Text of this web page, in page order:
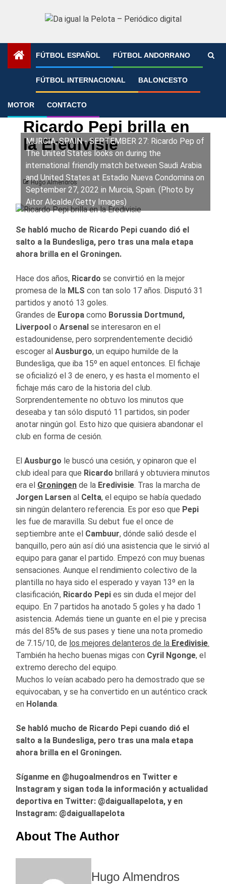
FÚTBOL ESPAÑOL FÚTBOL ANDORRANO
FÚTBOL INTERNACIONAL BALONCESTO
MOTOR CONTACTO
»
Fútbol Internacional
Ricardo Pepi brilla en
la Eredivisie
Hugo Almendros
MURCIA, SPAIN - SEPTEMBER 27: Ricardo Pep of
The United States looks on during the
international friendly match between Saudi Arabia
and United States at Estadio Nueva Condomina on
September 27, 2022 in Murcia, Spain. (Photo by
Aitor Alcalde/Getty Images)
Se habló mucho de Ricardo Pepi cuando dió el
salto a la Bundesliga, pero tras una mala etapa
ahora brilla en el Groningen.
Hace dos años, Ricardo se convirtió en la mejor
promesa de la MLS con tan solo 17 años. Disputó 31
partidos y anotó 13 goles.
Grandes de Europa como Borussia Dortmund,
Liverpool o Arsenal se interesaron en el
estadounidense, pero sorprendentemente decidió
escoger al Ausburgo, un equipo humilde de la
Bundesliga, que iba 15º en aquel entonces. El fichaje
se oficializó el 3 de enero, y es hasta el momento el
fichaje más caro de la historia del club.
Sorprendentemente no obtuvo los minutos que
deseaba y tan sólo disputó 11 partidos, sin poder
anotar ningún gol. Esto hizo que quisiera abandonar el
club en forma de cesión.
El Ausburgo le buscó una cesión, y opinaron que el
club ideal para que Ricardo brillará y obtuviera minutos
era el Groningen de la Eredivisie. Tras la marcha de
Jorgen Larsen al Celta, el equipo se había quedado
sin ningún delantero referencia. Es por eso que Pepi
les fue de maravilla. Su debut fue el once de
septiembre ante el Cambuur, dónde salió desde el
banquillo, pero aún así dió una asistencia que le sirvió al
equipo para ganar el partido. Empezó con muy buenas
sensaciones. Aunque el rendimiento colectivo de la
plantilla no haya sido el esperado y vayan 13º en la
clasificación, Ricardo Pepi es sin duda el mejor del
equipo. En 7 partidos ha anotado 5 goles y ha dado 1
asistencia. Además tiene un guante en el pie y precisa
más del 85% de sus pases y tiene una nota promedio
de 7.15/10, de los mejores delanteros de la Eredivisie.
También ha hecho buenas migas con Cyril Ngonge, el
extremo derecho del equipo.
Muchos lo veían acabado pero ha demostrado que se
equivocaban, y se ha convertido en un auténtico crack
en Holanda.
Se habló mucho de Ricardo Pepi cuando dió el
salto a la Bundesliga, pero tras una mala etapa
ahora brilla en el Groningen.
Síganme en @hugoalmendros en Twitter e
Instagram y sigan toda la información y actualidad
deportiva en Twitter: @daiguallapelota, y en
Instagram: @daiguallapelota
About The Author
Hugo Almendros